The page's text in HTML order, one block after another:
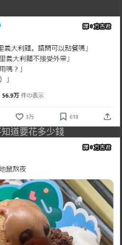
道要花多少錢